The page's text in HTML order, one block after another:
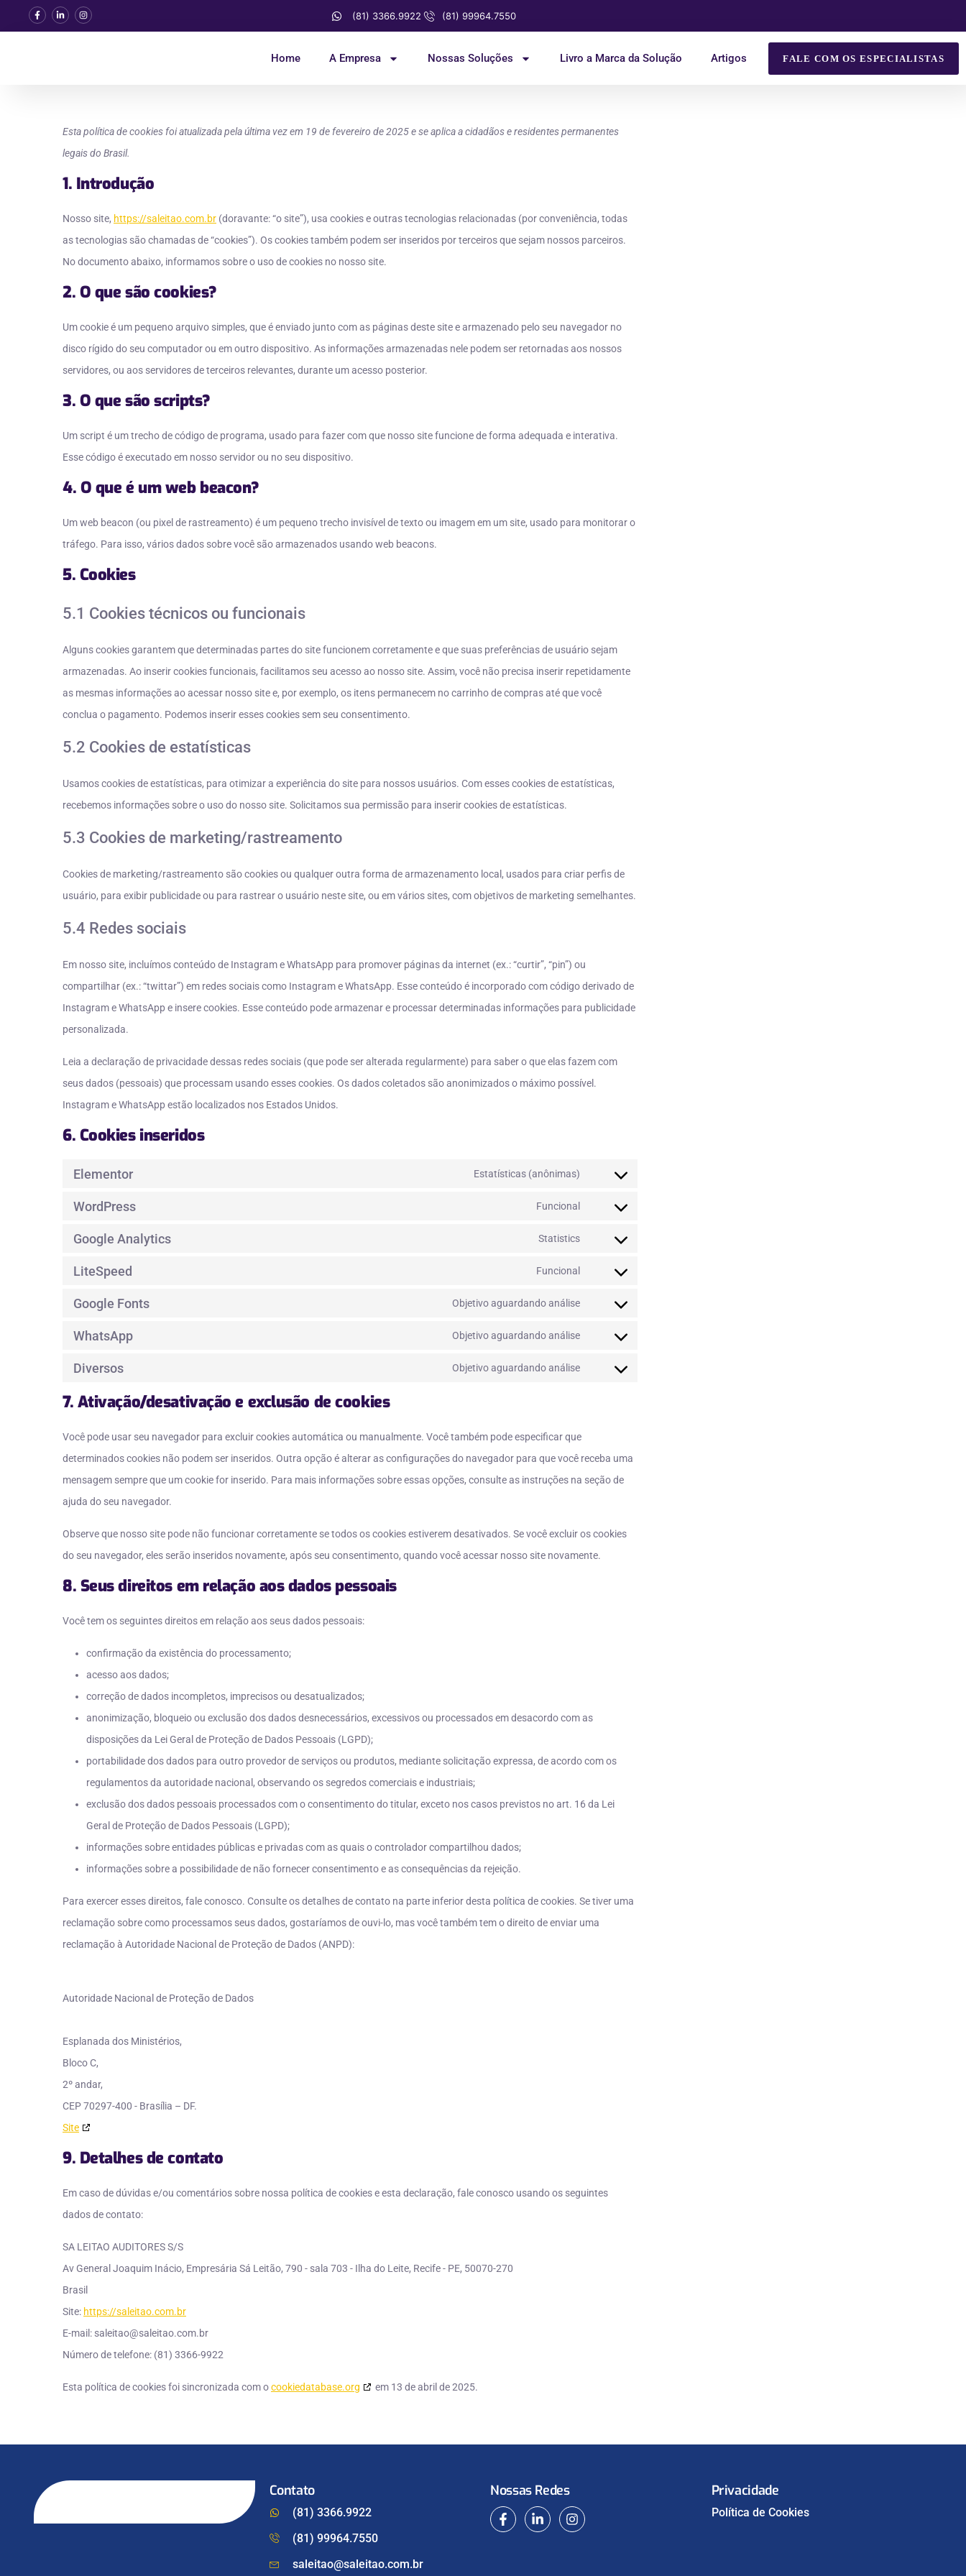
(81) 3366.9922 (81) 99964.7550
Home A Empresa Nossas Soluções Livro a Marca da Solução Artigos FALE COM OS ESPECIALISTAS
Esta política de cookies foi atualizada pela última vez em 19 de fevereiro de 2025 e se aplica a cidadãos e residentes permanentes
legais do Brasil.
1. Introdução
Nosso site, https://saleitao.com.br (doravante: “o site”), usa cookies e outras tecnologias relacionadas (por conveniência, todas
as tecnologias são chamadas de “cookies”). Os cookies também podem ser inseridos por terceiros que sejam nossos parceiros.
No documento abaixo, informamos sobre o uso de cookies no nosso site.
2. O que são cookies?
Um cookie é um pequeno arquivo simples, que é enviado junto com as páginas deste site e armazenado pelo seu navegador no
disco rígido do seu computador ou em outro dispositivo. As informações armazenadas nele podem ser retornadas aos nossos
servidores, ou aos servidores de terceiros relevantes, durante um acesso posterior.
3. O que são scripts?
Um script é um trecho de código de programa, usado para fazer com que nosso site funcione de forma adequada e interativa.
Esse código é executado em nosso servidor ou no seu dispositivo.
4. O que é um web beacon?
Um web beacon (ou pixel de rastreamento) é um pequeno trecho invisível de texto ou imagem em um site, usado para monitorar o
tráfego. Para isso, vários dados sobre você são armazenados usando web beacons.
5. Cookies
5.1 Cookies técnicos ou funcionais
Alguns cookies garantem que determinadas partes do site funcionem corretamente e que suas preferências de usuário sejam
armazenadas. Ao inserir cookies funcionais, facilitamos seu acesso ao nosso site. Assim, você não precisa inserir repetidamente
as mesmas informações ao acessar nosso site e, por exemplo, os itens permanecem no carrinho de compras até que você
conclua o pagamento. Podemos inserir esses cookies sem seu consentimento.
5.2 Cookies de estatísticas
Usamos cookies de estatísticas, para otimizar a experiência do site para nossos usuários. Com esses cookies de estatísticas,
recebemos informações sobre o uso do nosso site. Solicitamos sua permissão para inserir cookies de estatísticas.
5.3 Cookies de marketing/rastreamento
Cookies de marketing/rastreamento são cookies ou qualquer outra forma de armazenamento local, usados para criar perfis de
usuário, para exibir publicidade ou para rastrear o usuário neste site, ou em vários sites, com objetivos de marketing semelhantes.
5.4 Redes sociais
Em nosso site, incluímos conteúdo de Instagram e WhatsApp para promover páginas da internet (ex.: “curtir”, “pin”) ou
compartilhar (ex.: “twittar”) em redes sociais como Instagram e WhatsApp. Esse conteúdo é incorporado com código derivado de
Instagram e WhatsApp e insere cookies. Esse conteúdo pode armazenar e processar determinadas informações para publicidade
personalizada.
Leia a declaração de privacidade dessas redes sociais (que pode ser alterada regularmente) para saber o que elas fazem com
seus dados (pessoais) que processam usando esses cookies. Os dados coletados são anonimizados o máximo possível.
Instagram e WhatsApp estão localizados nos Estados Unidos.
6. Cookies inseridos
Elementor Estatísticas (anônimas)
WordPress Funcional
Google Analytics Statistics
LiteSpeed Funcional
Google Fonts Objetivo aguardando análise
WhatsApp Objetivo aguardando análise
Diversos Objetivo aguardando análise
7. Ativação/desativação e exclusão de cookies
Você pode usar seu navegador para excluir cookies automática ou manualmente. Você também pode especificar que
determinados cookies não podem ser inseridos. Outra opção é alterar as configurações do navegador para que você receba uma
mensagem sempre que um cookie for inserido. Para mais informações sobre essas opções, consulte as instruções na seção de
ajuda do seu navegador.
Observe que nosso site pode não funcionar corretamente se todos os cookies estiverem desativados. Se você excluir os cookies
do seu navegador, eles serão inseridos novamente, após seu consentimento, quando você acessar nosso site novamente.
8. Seus direitos em relação aos dados pessoais
Você tem os seguintes direitos em relação aos seus dados pessoais:
confirmação da existência do processamento;
acesso aos dados;
correção de dados incompletos, imprecisos ou desatualizados;
anonimização, bloqueio ou exclusão dos dados desnecessários, excessivos ou processados em desacordo com as
disposições da Lei Geral de Proteção de Dados Pessoais (LGPD);
portabilidade dos dados para outro provedor de serviços ou produtos, mediante solicitação expressa, de acordo com os
regulamentos da autoridade nacional, observando os segredos comerciais e industriais;
exclusão dos dados pessoais processados com o consentimento do titular, exceto nos casos previstos no art. 16 da Lei
Geral de Proteção de Dados Pessoais (LGPD);
informações sobre entidades públicas e privadas com as quais o controlador compartilhou dados;
informações sobre a possibilidade de não fornecer consentimento e as consequências da rejeição.
Para exercer esses direitos, fale conosco. Consulte os detalhes de contato na parte inferior desta política de cookies. Se tiver uma
reclamação sobre como processamos seus dados, gostaríamos de ouvi-lo, mas você também tem o direito de enviar uma
reclamação à Autoridade Nacional de Proteção de Dados (ANPD):
Autoridade Nacional de Proteção de Dados
Esplanada dos Ministérios,
Bloco C,
2º andar,
CEP 70297-400 - Brasília – DF.
Site
9. Detalhes de contato
Em caso de dúvidas e/ou comentários sobre nossa política de cookies e esta declaração, fale conosco usando os seguintes
dados de contato:
SA LEITAO AUDITORES S/S
Av General Joaquim Inácio, Empresária Sá Leitão, 790 - sala 703 - Ilha do Leite, Recife - PE, 50070-270
Brasil
Site: https://saleitao.com.br
E-mail: saleitao@saleitao.com.br
Número de telefone: (81) 3366-9922
Esta política de cookies foi sincronizada com ocookiedatabase.org em 13 de abril de 2025.
Contato
(81) 3366.9922
(81) 99964.7550
saleitao@saleitao.com.br
Nossas Redes Privacidade
Política de Cookies